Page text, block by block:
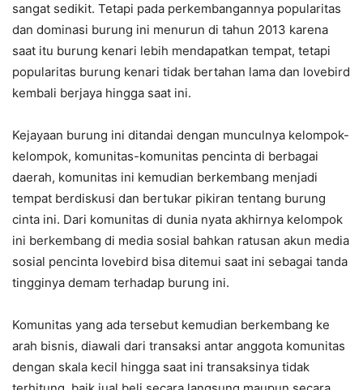
sangat sedikit. Tetapi pada perkembangannya popularitas
dan dominasi burung ini menurun di tahun 2013 karena
saat itu burung kenari lebih mendapatkan tempat, tetapi
popularitas burung kenari tidak bertahan lama dan lovebird
kembali berjaya hingga saat ini.
Kejayaan burung ini ditandai dengan munculnya kelompok-
kelompok, komunitas-komunitas pencinta di berbagai
daerah, komunitas ini kemudian berkembang menjadi
tempat berdiskusi dan bertukar pikiran tentang burung
cinta ini. Dari komunitas di dunia nyata akhirnya kelompok
ini berkembang di media sosial bahkan ratusan akun media
sosial pencinta lovebird bisa ditemui saat ini sebagai tanda
tingginya demam terhadap burung ini.
Komunitas yang ada tersebut kemudian berkembang ke
arah bisnis, diawali dari transaksi antar anggota komunitas
dengan skala kecil hingga saat ini transaksinya tidak